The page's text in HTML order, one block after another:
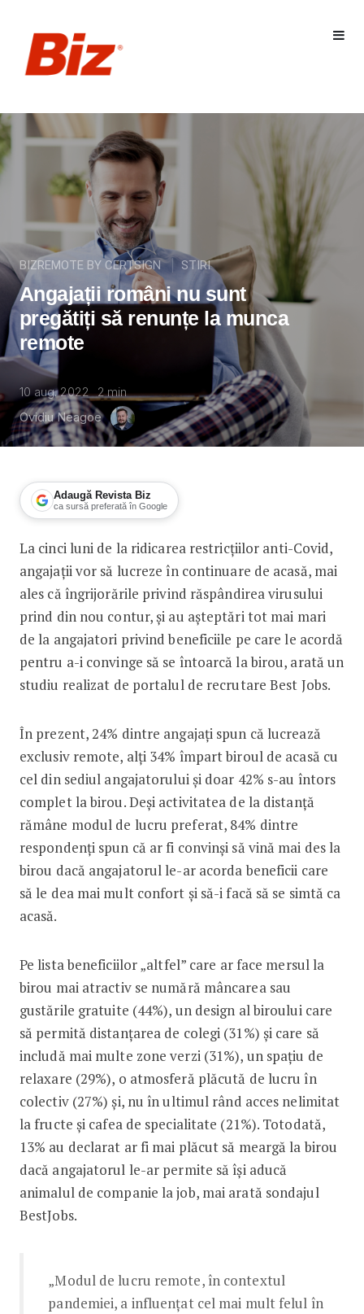
BIZREMOTE BY CERTSIGN STIRI
Angajații români nu sunt
pregătiți să renunțe la munca
remote
10 aug. 2022 2min
Ovidiu Neagoe
Adaugă Revista Biz
ca sursă preferată în Google
Angajații români nu sunt pregătiți să
La cinci luni de la ridicarea restricțiilor anti-Covid,
angajații vor să lucreze în continuare de acasă, mai
ales că îngrijorările privind răspândirea virusului
prind din nou contur, și au așteptări tot mai mari
de la angajatori privind beneficiile pe care le acordă
pentru a-i convinge să se întoarcă la birou, arată un
studiu realizat de portalul de recrutare Best Jobs.
În prezent, 24% dintre angajați spun că lucrează
exclusiv remote, alți 34% împart biroul de acasă cu
cel din sediul angajatorului și doar 42% s-au întors
complet la birou. Deși activitatea de la distanță
rămâne modul de lucru preferat, 84% dintre
respondenți spun că ar fi convinși să vină mai des la
birou dacă angajatorul le-ar acorda beneficii care
să le dea mai mult confort și să-i facă să se simtă ca
acasă.
Pe lista beneficiilor „altfel” care ar face mersul la
birou mai atractiv se numără mâncarea sau
gustările gratuite (44%), un design al biroului care
să permită distanțarea de colegi (31%) și care să
includă mai multe zone verzi (31%), un spațiu de
relaxare (29%), o atmosferă plăcută de lucru în
colectiv (27%) și, nu în ultimul rând acces nelimitat
la fructe și cafea de specialitate (21%). Totodată,
13% au declarat ar fi mai plăcut să meargă la birou
dacă angajatorul le-ar permite să își aducă
animalul de companie la job, mai arată sondajul
BestJobs.
„Modul de lucru remote, în contextul
pandemiei, a influențat cel mai mult felul în